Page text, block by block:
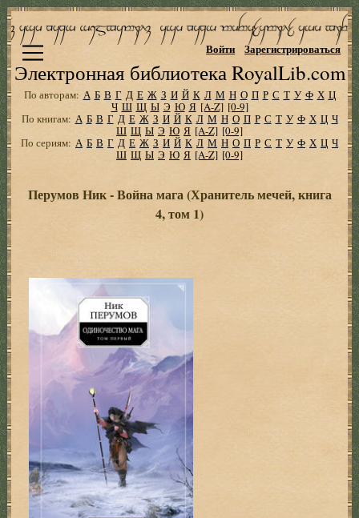
Электронная библиотека RoyalLib.com
Войти Зарегистрироваться
По авторам: А Б В Г Д Е Ж З И Й К Л М Н О П Р С Т У Ф Х Ц
Ч Ш Щ Ы Э Ю Я [A-Z] [0-9]
По книгам: А Б В Г Д Е Ж З И Й К Л М Н О П Р С Т У Ф Х Ц Ч
Ш Щ Ы Э Ю Я [A-Z] [0-9]
По сериям: А Б В Г Д Е Ж З И Й К Л М Н О П Р С Т У Ф Х Ц Ч
Ш Щ Ы Э Ю Я [A-Z] [0-9]
Перумов Ник - Война мага (Хранитель мечей, книга
4, том 1)